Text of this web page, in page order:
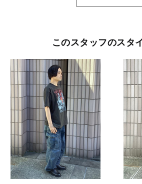
このスタッフのスタ